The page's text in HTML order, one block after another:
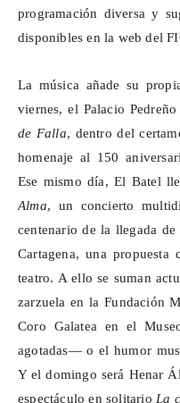
programación diversa y
disponibles en la web del
La música añade su
viernes, el Palacio
de Falla, dentro del
homenaje al 150
Ese mismo día, El Batel
Alma, un concierto
centenario de la llegada
Cartagena, una
teatro. A ello se suman
zarzuela en la Fundación
Coro Galatea en el
agotadas— o el humor
Y el domingo será Henar
espectáculo en solitario La